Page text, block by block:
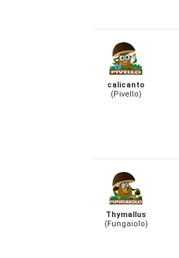
calicanto
(Pivello)
Thymallus
(Fungaiolo)